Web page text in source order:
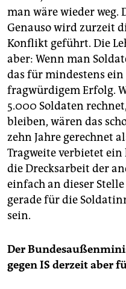
man wäre wieder weg.
Genauso wird zurzeit
Konflikt geführt. Die
aber: Wenn man
das für mindestens
fragwürdigem Erfolg.
5.000 Soldaten
bleiben, wären das
zehn Jahre gerechnet
Tragweite verbietet
die Drecksarbeit der
einfach an dieser
gerade für die
sein.
Der
gegen IS derzeit aber